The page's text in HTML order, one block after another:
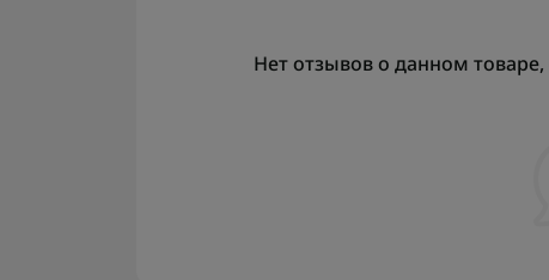
Нет отзывов о данном товаре,